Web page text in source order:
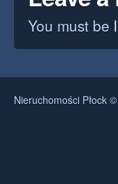
You must be
Nieruchomości Płock